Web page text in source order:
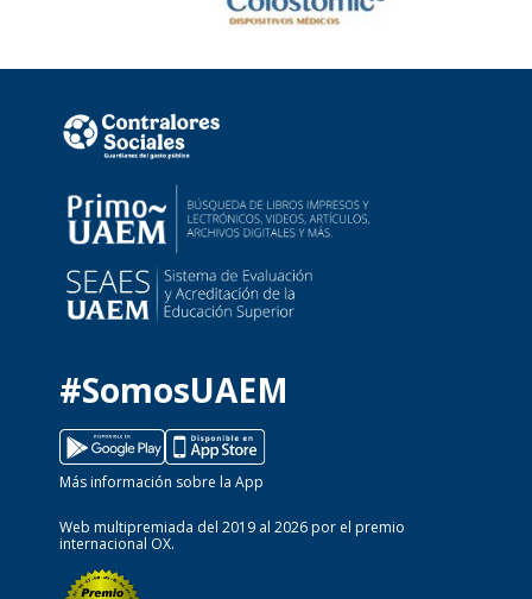
#SomosUAEM
Más información sobre la App
Web multipremiada del 2019 al 2026 por el premio
internacional OX.